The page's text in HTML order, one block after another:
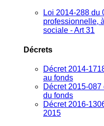
Loi 2014-288 du
professionnelle,
sociale - Art 31
Décrets
Décret 2014-
au fonds
Décret 2015-
du fonds
Décret 2016-
2015